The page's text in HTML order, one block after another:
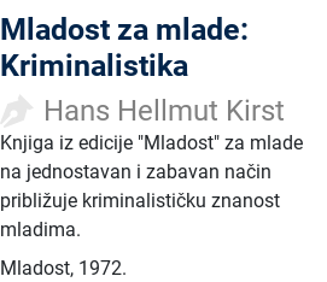
Mladost za mlade:
Kriminalistika
Hans Hellmut Kirst
Knjiga iz edicije "Mladost" za mlade
na jednostavan i zabavan način
približuje kriminalističku znanost
mladima.
Mladost, 1972.